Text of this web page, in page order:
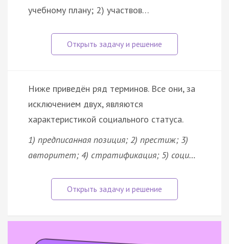
учебному плану; 2) участвов…
Ниже приведён ряд терминов. Все они, за
исключением двух, являются
характеристикой социального статуса.
1) предписанная позиция; 2) престиж; 3)
авторитет; 4) стратификация; 5) соци…